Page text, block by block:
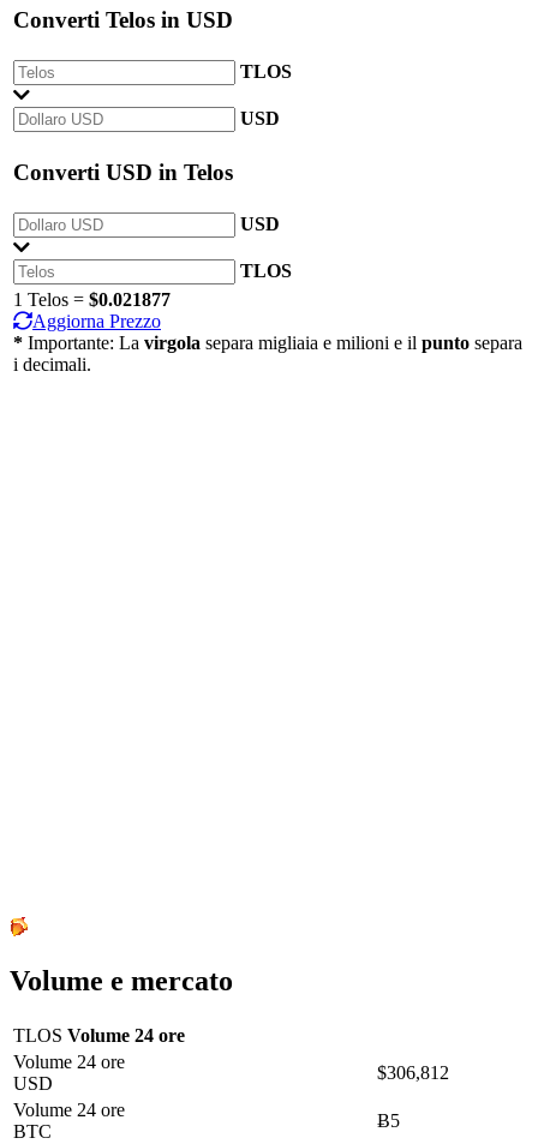
Converti Telos in USD
TLOS
USD
Converti USD in Telos
USD
TLOS
1 Telos = $0.021877
Aggiorna Prezzo
* Importante: La virgola separa migliaia e milioni e il punto separa
i decimali.
Volume e mercato
TLOS Volume 24 ore
Volume 24 ore
USD
$306,812
Volume 24 ore
BTC
Ƀ5